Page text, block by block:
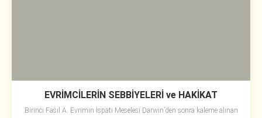
EVRİMCİLERİN SEBBİYELERİ ve HAKİKAT
Birinci Fasıl A. Evrimin İspatı Meselesi Darwin’den sonra kaleme alınan